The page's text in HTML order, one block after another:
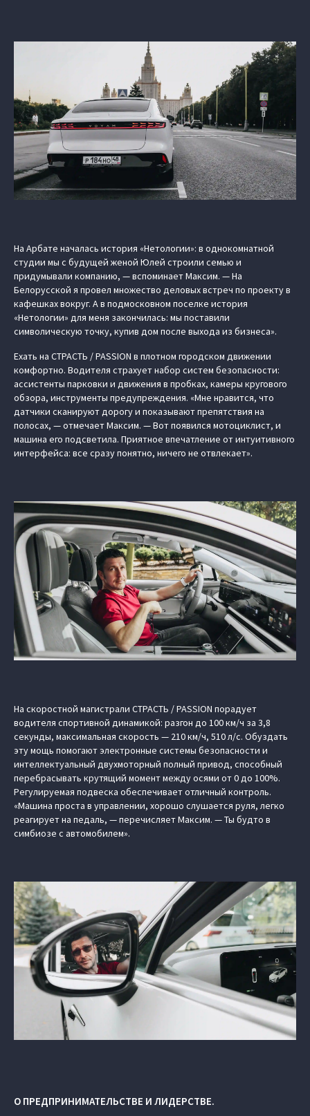
На Арбате началась история «Нетологии»: в однокомнатной
студии мы с будущей женой Юлей строили семью и
придумывали компанию, — вспоминает Максим. — На
Белорусской я провел множество деловых встреч по проекту в
кафешках вокруг. А в подмосковном поселке история
«Нетологии» для меня закончилась: мы поставили
символическую точку, купив дом после выхода из бизнеса».
Ехать на СТРАСТЬ / PASSION в плотном городском движении
комфортно. Водителя страхует набор систем безопасности:
ассистенты парковки и движения в пробках, камеры кругового
обзора, инструменты предупреждения. «Мне нравится, что
датчики сканируют дорогу и показывают препятствия на
полосах, — отмечает Максим. — Вот появился мотоциклист, и
машина его подсветила. Приятное впечатление от интуитивного
интерфейса: все сразу понятно, ничего не отвлекает».
На скоростной магистрали СТРАСТЬ / PASSION порадует
водителя спортивной динамикой: разгон до 100 км/ч за 3,8
секунды, максимальная скорость — 210 км/ч, 510 л/с. Обуздать
эту мощь помогают электронные системы безопасности и
интеллектуальный двухмоторный полный привод, способный
перебрасывать крутящий момент между осями от 0 до 100%.
Регулируемая подвеска обеспечивает отличный контроль.
«Машина проста в управлении, хорошо слушается руля, легко
реагирует на педаль, — перечисляет Максим. — Ты будто в
симбиозе с автомобилем».
О ПРЕДПРИНИМАТЕЛЬСТВЕ И ЛИДЕРСТВЕ.